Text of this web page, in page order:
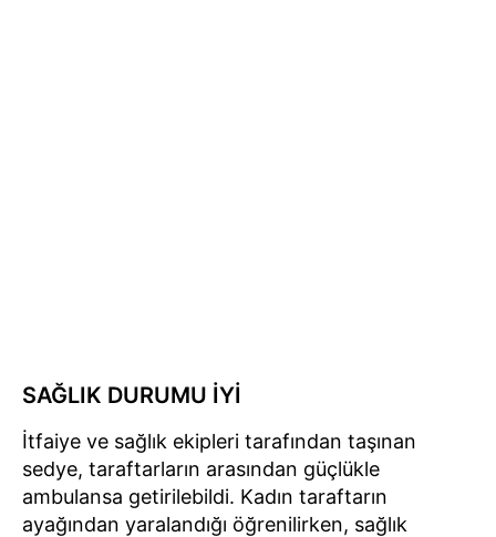
SAĞLIK DURUMU İYİ
İtfaiye ve sağlık ekipleri tarafından taşınan
sedye, taraftarların arasından güçlükle
ambulansa getirilebildi. Kadın taraftarın
ayağından yaralandığı öğrenilirken, sağlık